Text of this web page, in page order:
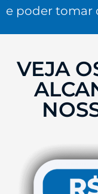
e poder tomar
VEJA